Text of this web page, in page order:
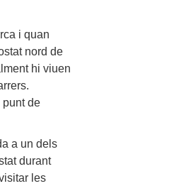
i quan
nord de
hi viuen
punt de
a un dels
durant
les